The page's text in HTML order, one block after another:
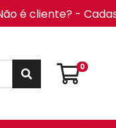
é cliente? -
0